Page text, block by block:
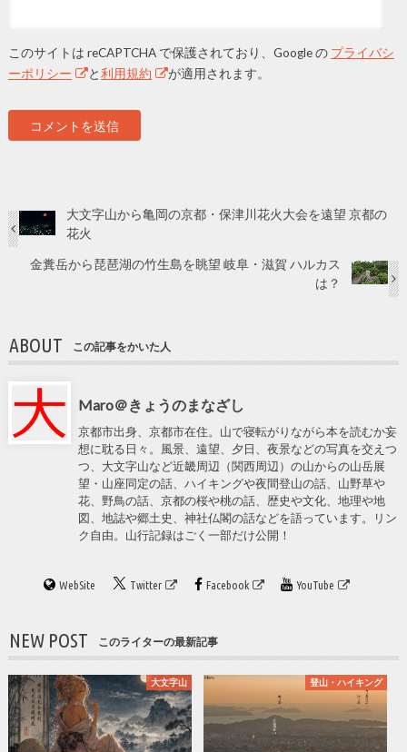
このサイトは reCAPTCHA で保護されており、Google の プライバシ
ーポリシー
と利用規約 が適用されます。
大文字山から亀岡の京都・保津川花火大会を遠望 京都の
花火
金糞岳から琵琶湖の竹生島を眺望 岐阜・滋賀 ハルカス
は？
ABOUT この記事をかいた人
Maro＠きょうのまなざし
京都市出身、京都市在住。山で寝転がりながら本を読むか妄
想に耽る日々。風景、遠望、夕日、夜景などの写真を交えつ
つ、大文字山など近畿周辺（関西周辺）の山からの山岳展
望・山座同定の話、ハイキングや夜間登山の話、山野草や
花、野鳥の話、京都の桜や桃の話、歴史や文化、地理や地
図、地誌や郷土史、神社仏閣の話などを語っています。リン
ク自由。山行記録はごく一部だけ公開！
WebSite Twitter Facebook YouTube
NEW POST このライターの最新記事
大文字山 登山・ハイキング